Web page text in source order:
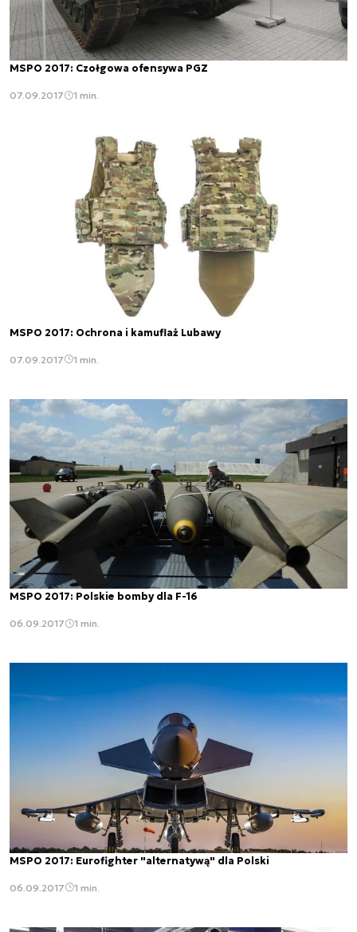
MSPO 2017: Czołgowa ofensywa PGZ
07.09.2017 1 min.
MSPO 2017: Ochrona i kamuflaż Lubawy
07.09.2017 1 min.
MSPO 2017: Polskie bomby dla F-16
06.09.2017 1 min.
MSPO 2017: Eurofighter "alternatywą" dla Polski
06.09.2017 1 min.